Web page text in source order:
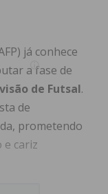
já conhece
a fase de
de Futsal.
de
prometendo
e cariz